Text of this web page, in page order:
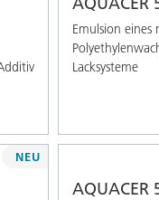
Emulsion eines
Lacksysteme
NEU
AQUACER